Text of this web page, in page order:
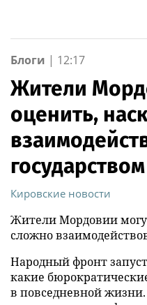
Блоги | 12:17
Жители
оценить,
государством
Кировские новости
Жители Мордовии
сложно
Народный фронт
какие
в повседневной жизни.